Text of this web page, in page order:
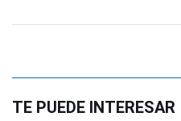
TE PUEDE INTERESAR